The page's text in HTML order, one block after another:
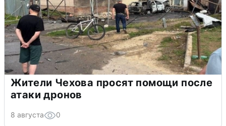
Жители Чехова просят помощи после
атаки дронов
8 августа 0